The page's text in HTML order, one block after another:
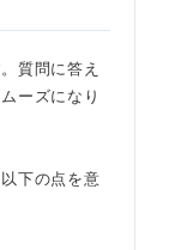
質問に答え
ーズになり
下の点を意